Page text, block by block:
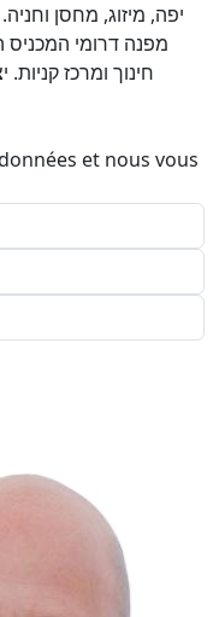
יפה, מיזוג, מחסן
מפנה דרומי
חינוך ומרכז
et nous vous